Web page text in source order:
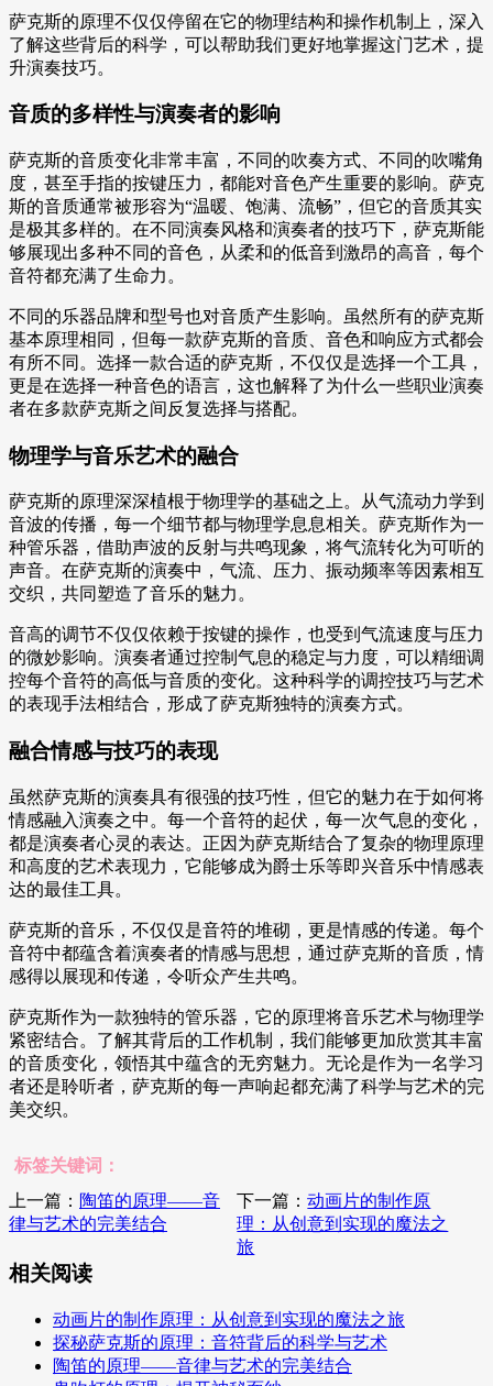
萨克斯的原理不仅仅停留在它的物理结构和操作机制上，深入
了解这些背后的科学，可以帮助我们更好地掌握这门艺术，提
升演奏技巧。
音质的多样性与演奏者的影响
萨克斯的音质变化非常丰富，不同的吹奏方式、不同的吹嘴角
度，甚至手指的按键压力，都能对音色产生重要的影响。萨克
斯的音质通常被形容为“温暖、饱满、流畅”，但它的音质其实
是极其多样的。在不同演奏风格和演奏者的技巧下，萨克斯能
够展现出多种不同的音色，从柔和的低音到激昂的高音，每个
音符都充满了生命力。
不同的乐器品牌和型号也对音质产生影响。虽然所有的萨克斯
基本原理相同，但每一款萨克斯的音质、音色和响应方式都会
有所不同。选择一款合适的萨克斯，不仅仅是选择一个工具，
更是在选择一种音色的语言，这也解释了为什么一些职业演奏
者在多款萨克斯之间反复选择与搭配。
物理学与音乐艺术的融合
萨克斯的原理深深植根于物理学的基础之上。从气流动力学到
音波的传播，每一个细节都与物理学息息相关。萨克斯作为一
种管乐器，借助声波的反射与共鸣现象，将气流转化为可听的
声音。在萨克斯的演奏中，气流、压力、振动频率等因素相互
交织，共同塑造了音乐的魅力。
音高的调节不仅仅依赖于按键的操作，也受到气流速度与压力
的微妙影响。演奏者通过控制气息的稳定与力度，可以精细调
控每个音符的高低与音质的变化。这种科学的调控技巧与艺术
的表现手法相结合，形成了萨克斯独特的演奏方式。
融合情感与技巧的表现
虽然萨克斯的演奏具有很强的技巧性，但它的魅力在于如何将
情感融入演奏之中。每一个音符的起伏，每一次气息的变化，
都是演奏者心灵的表达。正因为萨克斯结合了复杂的物理原理
和高度的艺术表现力，它能够成为爵士乐等即兴音乐中情感表
达的最佳工具。
萨克斯的音乐，不仅仅是音符的堆砌，更是情感的传递。每个
音符中都蕴含着演奏者的情感与思想，通过萨克斯的音质，情
感得以展现和传递，令听众产生共鸣。
萨克斯作为一款独特的管乐器，它的原理将音乐艺术与物理学
紧密结合。了解其背后的工作机制，我们能够更加欣赏其丰富
的音质变化，领悟其中蕴含的无穷魅力。无论是作为一名学习
者还是聆听者，萨克斯的每一声响起都充满了科学与艺术的完
美交织。
标签关键词：
上一篇： 陶笛的原理——音
律与艺术的完美结合
下一篇：动画片的制作原
理：从创意到实现的魔法之
旅
相关阅读
动画片的制作原理：从创意到实现的魔法之旅
探秘萨克斯的原理：音符背后的科学与艺术
陶笛的原理——音律与艺术的完美结合